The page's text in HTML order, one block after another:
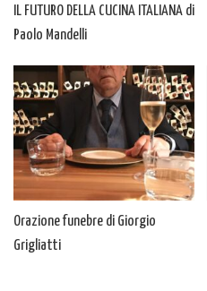
IL FUTURO DELLA CUCINA ITALIANA di
Paolo Mandelli
Orazione funebre di Giorgio
Grigliatti